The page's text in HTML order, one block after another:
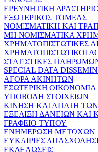
ΕΡΕΥΝΗΤΙΚΗ
ΕΞΩΤΕΡΙΚΟΣ ΤΟΜΕΑΣ
ΝΟΜΙΣΜΑΤΙΚΗ ΚΑΙ
ΜΗ ΝΟΜΙΣΜΑΤΙΚΑ
ΧΡΗΜΑΤΟΠΙΣΤΩΤΙΚΕΣ
ΧΡΗΜΑΤΟΠΙΣΤΩΤΙΚΟΙ
ΣΤΑΤΙΣΤΙΚΕΣ
SPECIAL DATA
ΑΓΟΡΑ ΑΚΙΝΗΤΩΝ
ΕΣΩΤΕΡΙΚΗ ΟΙΚΟΝΟΜΙΑ
ΥΠΟΒΟΛΗ ΣΤΟΙΧΕΙΩΝ
ΚΙΝΗΣΗ ΚΑΙ ΑΠΑΤΗ
ΕΞΕΛΙΞΗ ΔΑΝΕΙΩΝ ΚΑΙ
ΓΡΑΦΕΙΟ ΤΥΠΟΥ
ΕΝΗΜΕΡΩΣΗ ΜΕΤΟΧΩΝ
ΕΥΚΑΙΡΙΕΣ
ΕΚΔΗΛΩΣΕΙΣ